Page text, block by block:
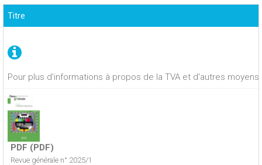
Pour plus d'informations à propos de la TVA et d'autres
Titre
PDF (PDF)
Revue générale n° 2025/1